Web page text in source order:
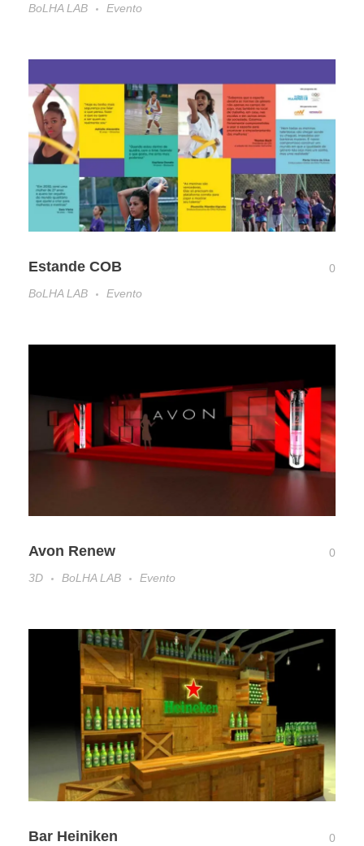
BoLHA LAB
Evento
Estande COB
0
BoLHA LAB
Evento
Avon Renew
0
3D
BoLHA LAB Evento
Bar Heiniken
0